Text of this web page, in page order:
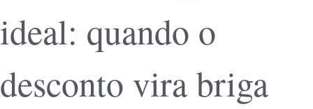
ideal: quando o
desconto vira briga